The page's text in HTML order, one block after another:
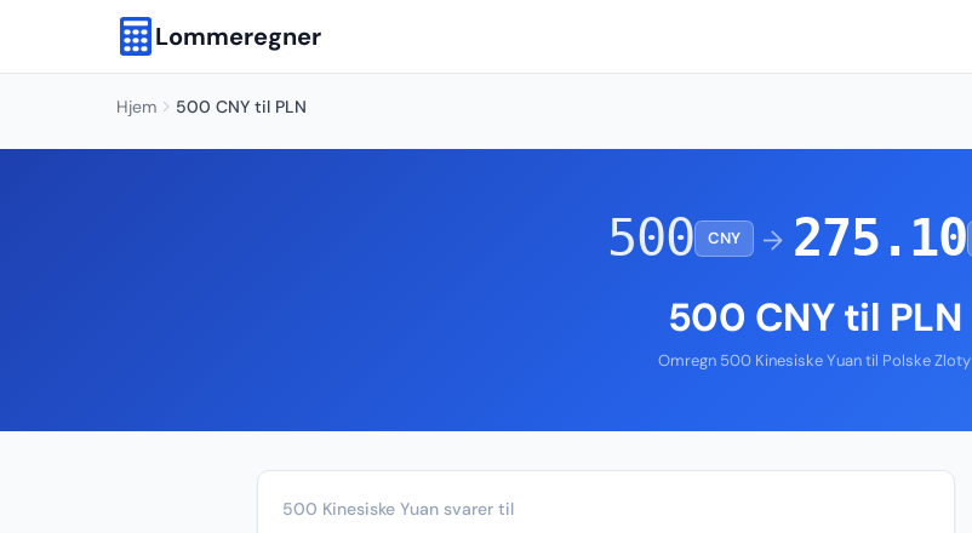
Lommeregner
Hjem 500 CNY til PLN
500 CNY → 275.10
500 CNY til PLN
Omregn 500 Kinesiske Yuan til Polske Zloty
500 Kinesiske Yuan svarer til